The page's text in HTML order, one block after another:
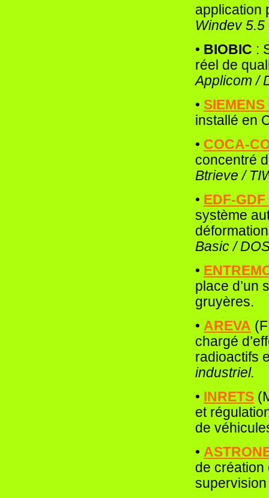
application
Windev 5.5
• BIOBIC :
réel de
Applicom /
•
installé en
• COCA-
concentré
Btrieve /
• EDF-GDF
système
Basic /
•
place d’un
gruyères.
• AREVA
chargé
radioactifs
industriel.
• INRETS
et
de
•
de création